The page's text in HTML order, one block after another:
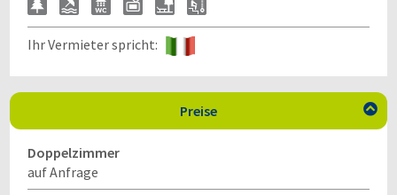
Ihr Vermieter spricht:
Preise 
Doppelzimmer
auf Anfrage